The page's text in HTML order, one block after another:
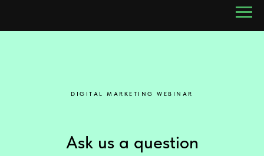
DIGITAL MARKETING WEBINAR
Ask us a question